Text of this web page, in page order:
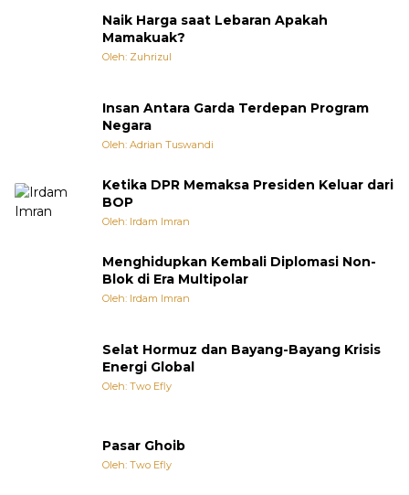
Naik Harga saat Lebaran Apakah
Mamakuak?
Oleh: Zuhrizul
Insan Antara Garda Terdepan Program
Negara
Oleh: Adrian Tuswandi
Ketika DPR Memaksa Presiden Keluar dari
BOP
Oleh: Irdam Imran
Menghidupkan Kembali Diplomasi Non-
Blok di Era Multipolar
Oleh: Irdam Imran
Selat Hormuz dan Bayang-Bayang Krisis
Energi Global
Oleh: Two Efly
Pasar Ghoib
Oleh: Two Efly